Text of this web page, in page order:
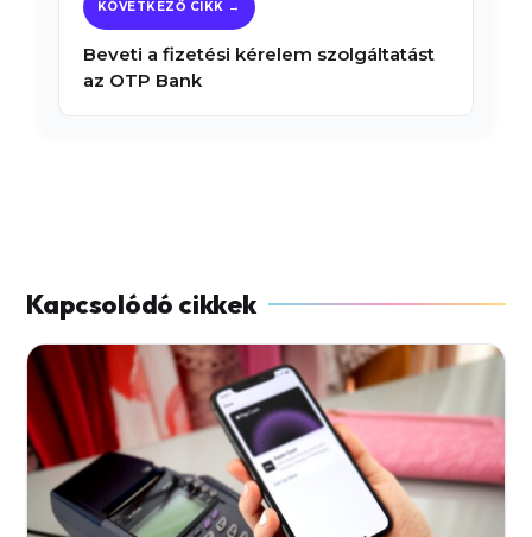
Beveti a fizetési kérelem szolgáltatást
az OTP Bank